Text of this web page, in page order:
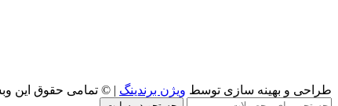
طراحی و بهینه سازی توسط ویژن برندینگ | © تمامی حقوق این